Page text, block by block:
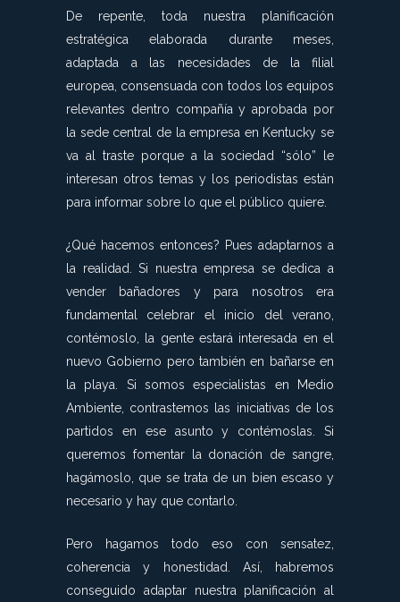
De repente, toda nuestra planificación
estratégica elaborada durante meses,
adaptada a las necesidades de la filial
europea, consensuada con todos los equipos
relevantes dentro compañía y aprobada por
la sede central de la empresa en Kentucky se
va al traste porque a la sociedad “sólo” le
interesan otros temas y los periodistas están
para informar sobre lo que el público quiere.
¿Qué hacemos entonces? Pues adaptarnos a
la realidad. Si nuestra empresa se dedica a
vender bañadores y para nosotros era
fundamental celebrar el inicio del verano,
contémoslo, la gente estará interesada en el
nuevo Gobierno pero también en bañarse en
la playa. Si somos especialistas en Medio
Ambiente, contrastemos las iniciativas de los
partidos en ese asunto y contémoslas. Si
queremos fomentar la donación de sangre,
hagámoslo, que se trata de un bien escaso y
necesario y hay que contarlo.
Pero hagamos todo eso con sensatez,
coherencia y honestidad. Así, habremos
conseguido adaptar nuestra planificación al